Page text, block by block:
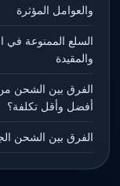
والعوامل المؤثرة
السلع الممنوعة في
والمقيدة
الفرق بين الشحن من
أفضل وأقل تكلفة؟
الفرق بين الشحن